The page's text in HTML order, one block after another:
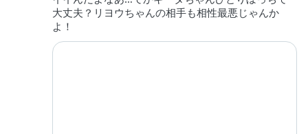
大丈夫？リヨウちゃんの相手も相性最悪じゃんか
よ！